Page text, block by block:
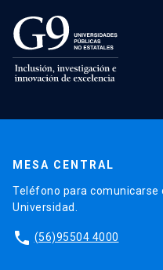
MESA CENTRAL
Teléfono para comunicarse
Universidad.
phone (56)95504 4000